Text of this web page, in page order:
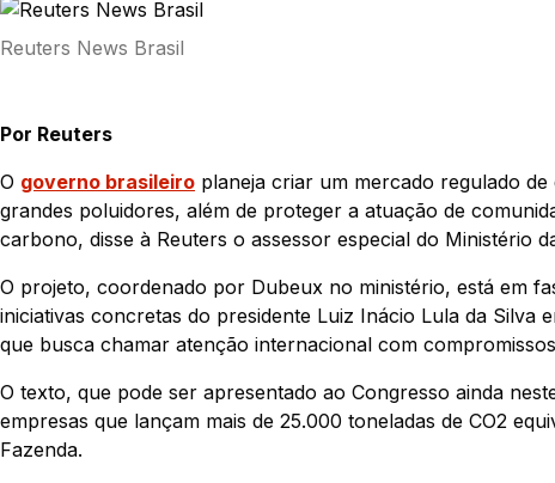
Reuters News Brasil
Por Reuters
O governo brasileiro planeja criar um mercado regulado
grandes poluidores, além de proteger a atuação de
carbono, disse à Reuters o assessor especial do Ministério
O projeto, coordenado por Dubeux no ministério, está em
iniciativas concretas do presidente Luiz Inácio Lula da Silva
que busca chamar atenção internacional com
O texto, que pode ser apresentado ao Congresso ainda
empresas que lançam mais de 25.000 toneladas de CO2
Fazenda.